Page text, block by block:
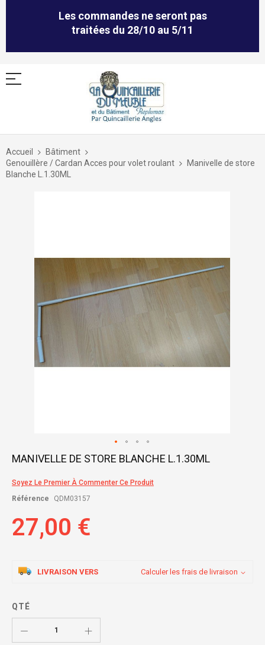
Les commandes ne seront pas
traitées du 28/10 au 5/11
Allez
contenu
Accueil
Bâtiment
Genouillère / Cardan Acces pour volet roulant
Manivelle de store
Blanche L.1.30ML
images
Skip
beginning
of
images
gallery
MANIVELLE DE STORE BLANCHE L.1.30ML
Soyez Le Premier À Commenter Ce Produit
Référence
QDM03157
27,00 €
LIVRAISON VERS Calculer les frais de livraison
QTÉ